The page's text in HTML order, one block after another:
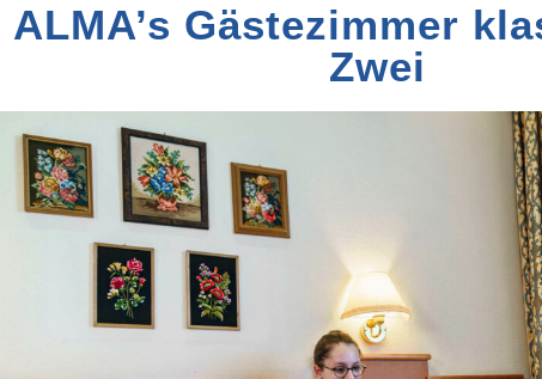
ALMA’s Gästezimmer
Zwei